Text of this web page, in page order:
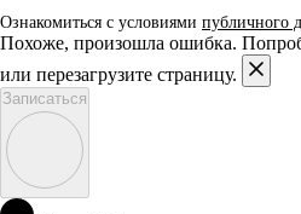
Ознакомиться с условиями публичного
Похоже, произошла ошибка.
или перезагрузите страницу.
Записаться